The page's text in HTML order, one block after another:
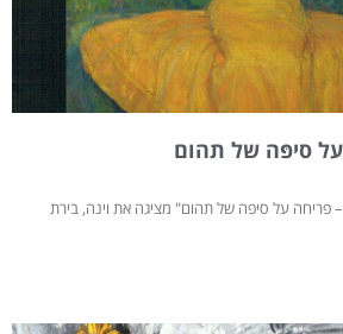
אודות האנתולוגיה "וינה 1900 – פריחה על סיפה של תהום" מציגה את וינה, בירת